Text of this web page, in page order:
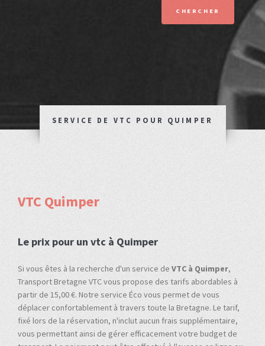
SERVICE DE VTC POUR QUIMPER
VTC Quimper
Le prix pour un vtc à Quimper
Si vous êtes à la recherche d'un service de VTC à Quimper,
Transport Bretagne VTC vous propose des tarifs abordables à
partir de 15,00 €. Notre service Éco vous permet de vous
déplacer confortablement à travers toute la Bretagne. Le tarif,
fixé lors de la réservation, n'inclut aucun frais supplémentaire,
vous permettant ainsi de gérer efficacement votre budget de